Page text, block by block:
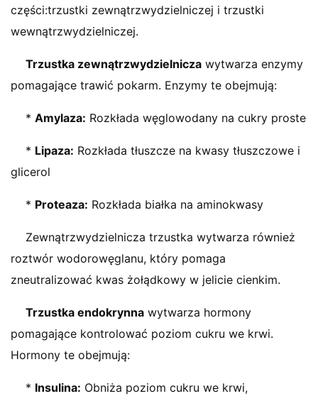
części:trzustki zewnątrzwydzielniczej i trzustki
wewnątrzwydzielniczej.
Trzustka zewnątrzwydzielnicza wytwarza enzymy
pomagające trawić pokarm. Enzymy te obejmują:
* Amylaza: Rozkłada węglowodany na cukry proste
* Lipaza: Rozkłada tłuszcze na kwasy tłuszczowe i
glicerol
* Proteaza: Rozkłada białka na aminokwasy
Zewnątrzwydzielnicza trzustka wytwarza również
roztwór wodorowęglanu, który pomaga
zneutralizować kwas żołądkowy w jelicie cienkim.
Trzustka endokrynna wytwarza hormony
pomagające kontrolować poziom cukru we krwi.
Hormony te obejmują:
* Insulina: Obniża poziom cukru we krwi,